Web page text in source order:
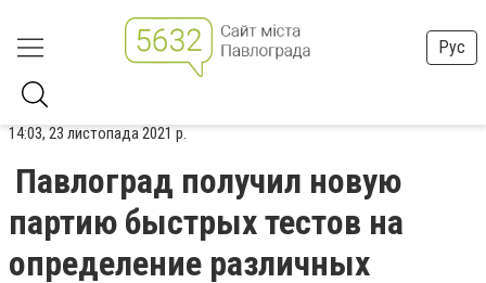
Рус
14:03, 23 листопада 2021 р.
Павлоград получил новую
партию быстрых тестов на
определение различных